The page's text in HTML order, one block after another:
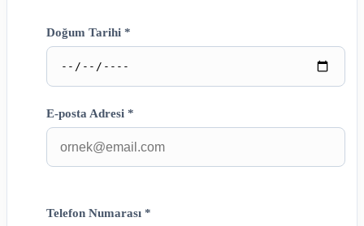
Doğum Tarihi *
E-posta Adresi *
Telefon Numarası *